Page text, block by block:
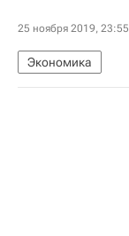
25 ноября 2019, 23:55
Экономика